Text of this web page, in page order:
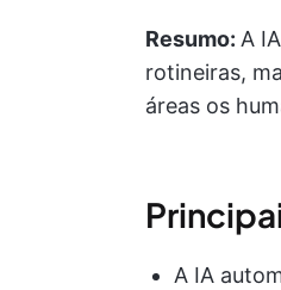
Resumo: A
rotineiras,
áreas os
A IA